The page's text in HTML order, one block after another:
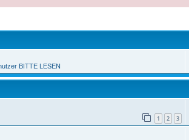
BITTE LESEN
1 2 3